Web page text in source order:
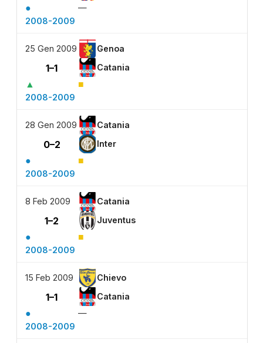
●
—
2008-2009
25 Gen 2009 Genoa
1–1 Catania
▲ ■
2008-2009
28 Gen 2009 Catania
0–2 Inter
● ■
2008-2009
8 Feb 2009 Catania
1–2 Juventus
● ■
2008-2009
15 Feb 2009 Chievo
1–1 Catania
●
—
2008-2009